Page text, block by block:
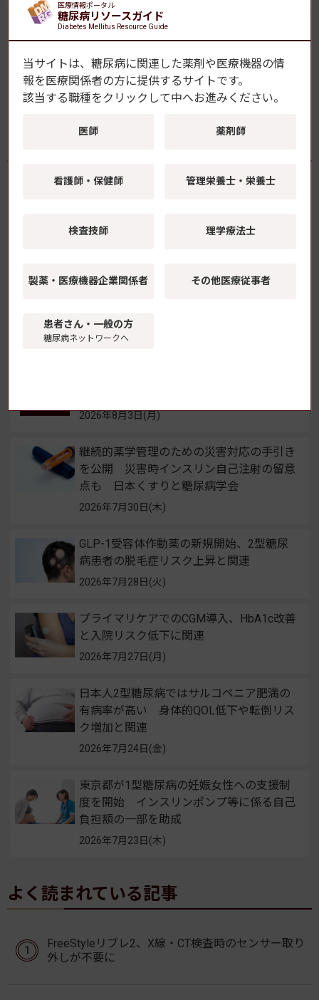
早見表（インスリン製剤・血糖記録アプリ）最新版を販売
中！
明 藤田医科大学ら
2型糖尿病の「脳インスリン抵抗性」が視
大学
2026年8月5日(水)
2026年8月3日(月)
継続的薬学管理のための災害対応の手引き
を公開 災害時インスリン自己注射の留意
点も 日本くすりと糖尿病学会
2026年7月30日(木)
GLP-1受容体作動薬の新規開始、2型糖尿
病患者の脱毛症リスク上昇と関連
2026年7月28日(火)
プライマリケアでのCGM導入、HbA1c改善
と入院リスク低下に関連
2026年7月27日(月)
日本人2型糖尿病ではサルコペニア肥満の
有病率が高い 身体的QOL低下や転倒リス
ク増加と関連
2026年7月24日(金)
東京都が1型糖尿病の妊娠女性への支援制
度を開始 インスリンポンプ等に係る自己
負担額の一部を助成
2026年7月23日(木)
よく読まれている記事
FreeStyleリブレ2、X線・CT検査時のセンサー取り
外しが不要に
医療情報ポータル
糖尿病リソースガイド
Diabetes Mellitus Resource Guide
当サイトは、糖尿病に関連した薬剤や医療機器の情
報を医療関係者の方に提供するサイトです。
該当する職種をクリックして中へお進みください。
医師 薬剤師
看護師・保健師 管理栄養士・栄養士
検査技師 理学療法士
製薬・医療機器企業関係者 その他医療従事者
患者さん・一般の方
糖尿病ネットワークへ